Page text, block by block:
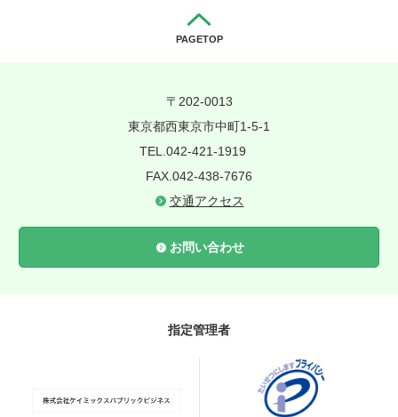
PAGETOP
〒202-0013
東京都西東京市中町1-5-1
TEL.042-421-1919
FAX.042-438-7676
交通アクセス
お問い合わせ
指定管理者